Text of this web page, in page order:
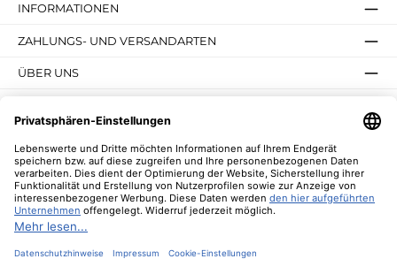
INFORMATIONEN
ZAHLUNGS- UND VERSANDARTEN
ÜBER UNS
NEWSLETTER
* Alle Preise inkl. gesetzl. Mehrwertsteuer zzgl.
Nachnahmegebühren, wenn nicht anders angegeben.